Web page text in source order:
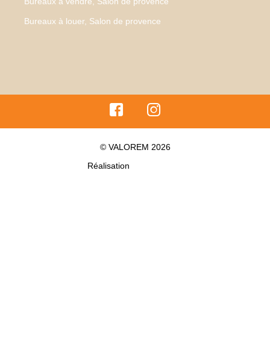
Bureaux à louer, Salon de provence
© VALOREM 2026
Réalisation